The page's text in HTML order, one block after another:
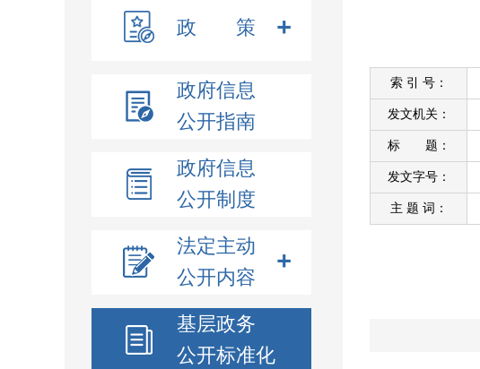
政 策
政府信息
公开指南
政府信息
公开制度
法定主动
公开内容
基层政务
公开标准化
索 引 号：
发文机关：
标 题：
发文字号：
主 题 词：